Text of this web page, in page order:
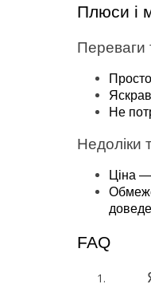
Плюси і
Переваги
Не
Недоліки
Ціна
FAQ